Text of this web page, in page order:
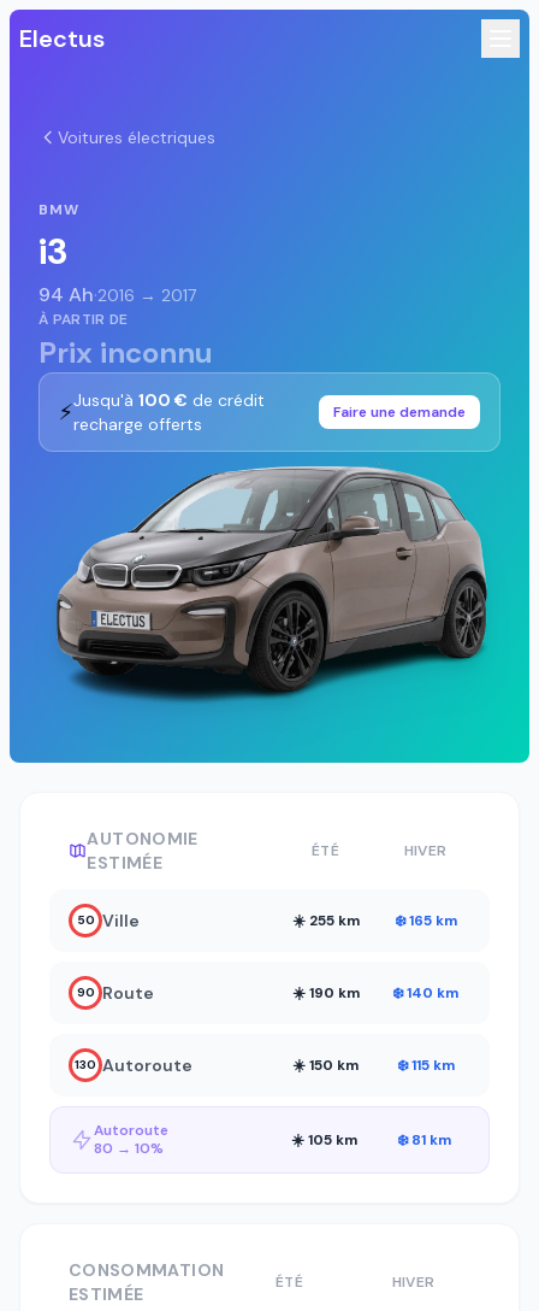
Electus
Voitures électriques
BMW
i3
94 Ah·2016 → 2017
À PARTIR DE
Prix inconnu
⚡Jusqu'à 100 € de crédit
recharge offerts
Faire une demande
AUTONOMIE
ESTIMÉE
ÉTÉ HIVER
50 Ville ☀️ 255 km ❄️ 165 km
90 Route ☀️ 190 km ❄️ 140 km
130 Autoroute ☀️ 150 km ❄️ 115 km
Autoroute
80 → 10%
☀️ 105 km ❄️ 81 km
CONSOMMATION
ESTIMÉE
ÉTÉ HIVER